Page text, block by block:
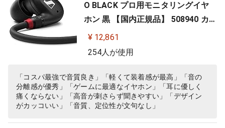
O BLACK プロ用モニタリングイヤ
ホン 黒 【国内正規品】 508940 カナ
ル型 有線イヤホン
¥ 12,861
254人が使用
「コスパ最強で音質良き」「軽くて装着感が最高」「音の
分離感が優秀」「ゲームに最適なイヤホン」「耳に優しく
痛くならない」「高音が刺さらず聞きやすい」「デザイン
がカッコいい」「音質、定位性が文句なし」